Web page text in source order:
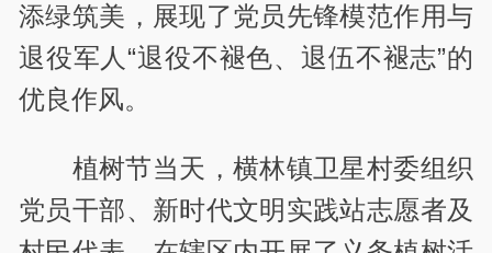
添绿筑美，展现了党员先锋模范作用与
退役军人“退役不褪色、退伍不褪志”的
优良作风。
植树节当天，横林镇卫星村委组织
党员干部、新时代文明实践站志愿者及